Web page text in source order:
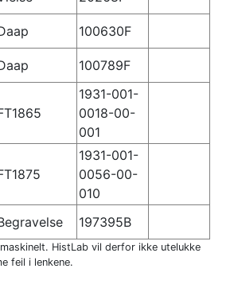
100630F
100789F
1931-001-
0018-00-
001
1931-001-
0056-00-
010
197395B
HistLab vil derfor ikke utelukke
feil i lenkene.